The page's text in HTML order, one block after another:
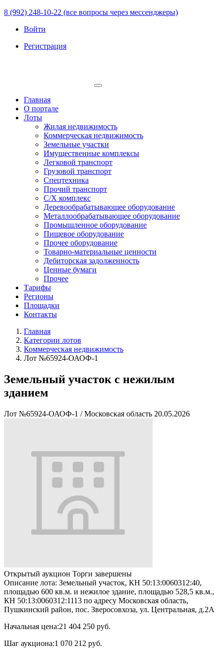
8 (992) 248-10-22 (все вопросы через мессенджеры)
Войти
Регистрация
Главная
О портале
Лоты
Жилая недвижимость
Коммерческая недвижимость
Земельные участки
Имущественные комплексы
Легковой транспорт
Грузовой транспорт
Спецтехника
Прочий транспорт
С/Х комплекс
Деревообрабатывающее оборудование
Металлообрабатывающее оборудование
Промышленное оборудование
Пищевое оборудование
Прочее оборудование
Товарно-материальные ценности
Дебиторская задолженность
Ценные бумаги
Прочее
Тарифы
Регионы
Площадки
Контакты
Главная
Категории лотов
Коммерческая недвижимость
Лот №65924-ОАОФ-1
Земельный участок с нежилым
зданием
Лот №65924-ОАОФ-1 / Московская область 20.05.2026
Открытый аукцион Торги завершены
Описание лота: Земельный участок, КН 50:13:0060312:40,
площадью 600 кв.м. и нежилое здание, площадью 528,5 кв.м.,
КН 50:13:0060312:1113 по адресу Московская область,
Пушкинский район, пос. Зверосовхоза, ул. Центральная, д.2А
Начальная цена:21 404 250 руб.
Шаг аукциона:1 070 212 руб.